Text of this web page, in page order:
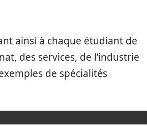
ainsi à chaque étudiant de
des services, de l’industrie
de spécialités